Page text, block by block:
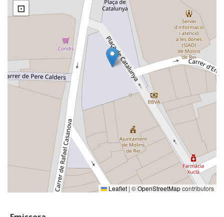
⊡
Leaflet | ©OpenStreetMapcontributors